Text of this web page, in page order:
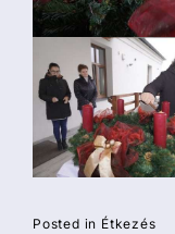
Posted in Étkezés